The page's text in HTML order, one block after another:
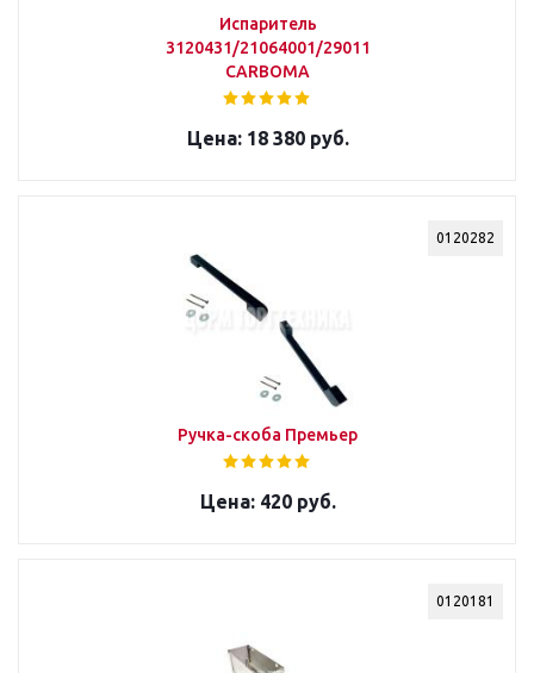
Испаритель
3120431/21064001/2901125d/181021334p
CARBOMA
18 380 руб.
0120282
Ручка-скоба Премьер
420 руб.
0120181